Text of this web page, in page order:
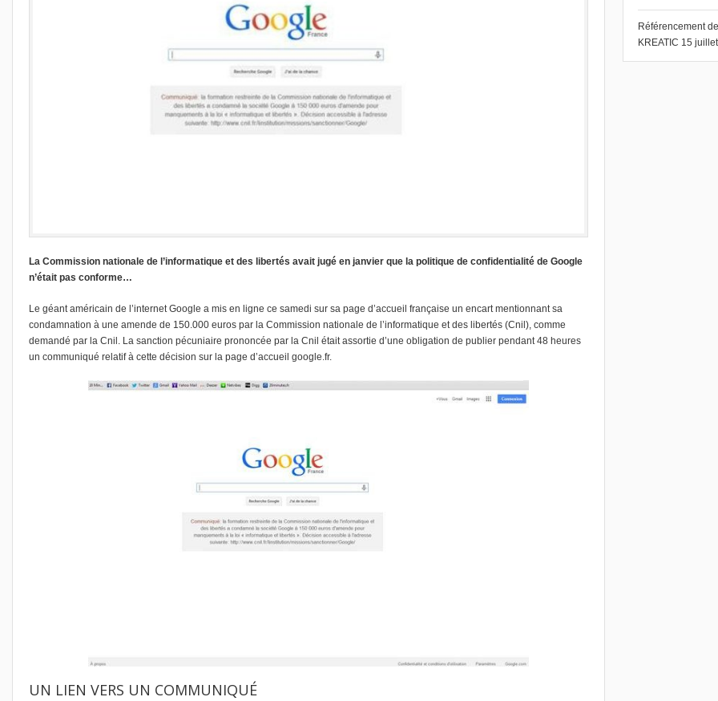
Référencement
KREATIC 15
La Commission nationale de l’informatique et des libertés avait jugé en janvier que la politique de confidentialité de Google
n’était pas conforme…
Le géant américain de l’internet Google a mis en ligne ce samedi sur sa page d’accueil française un encart mentionnant sa
condamnation à une amende de 150.000 euros par la Commission nationale de l’informatique et des libertés (Cnil) , comme
demandé par la Cnil. La sanction pécuniaire prononcée par la Cnil était assortie d’une obligation de publier pendant 48 heures
un communiqué relatifà cette décision sur la page d’accueil google.fr.
UN LIEN VERS UN COMMUNIQUÉ